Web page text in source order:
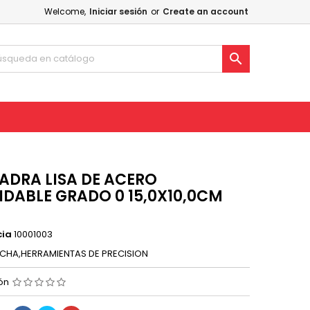
Welcome, Iniciar sesión or Create an account

LISA DE ACERO
GRADO 0 15,0X10,0CM
10001003
DE PRECISION